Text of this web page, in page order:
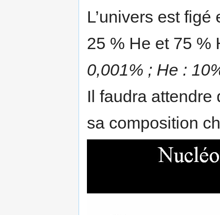
­L’univers est
25 % He et 75 %
0,001% ; He :
­Il faudra attendre
sa composition